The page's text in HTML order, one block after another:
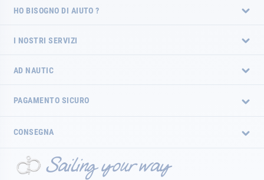
HO BISOGNO DI AIUTO ?
I NOSTRI SERVIZI
AD NAUTIC
PAGAMENTO SICURO
CONSEGNA